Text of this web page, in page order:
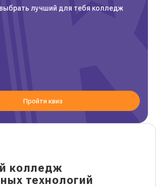
колледж
технологий
лучший для тебя колледж
Пройти квиз